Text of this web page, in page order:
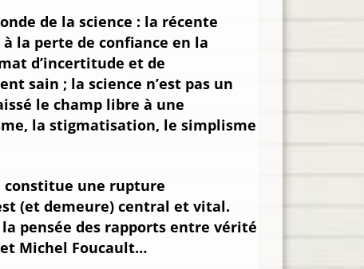
de la science : la récente
la perte de confiance en la
d’incertitude et de
sain ; la science n’est pas un
le champ libre à une
la stigmatisation, le simplisme
constitue une rupture
(et demeure) central et vital.
pensée des rapports entre vérité
Michel Foucault…